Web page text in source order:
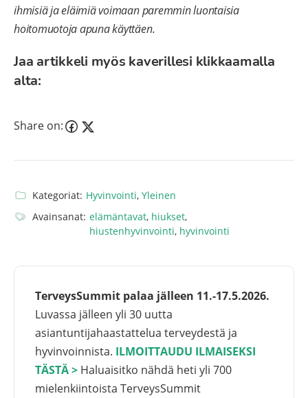
ihmisiä ja eläimiä voimaan paremmin luontaisia
hoitomuotoja apuna käyttäen.
Jaa artikkeli myös kaverillesi klikkaamalla
alta:
Share on:
Kategoriat: Hyvinvointi, Yleinen
Avainsanat: elämäntavat, hiukset,
hiustenhyvinvointi, hyvinvointi
TerveysSummit palaa jälleen 11.-17.5.2026.
Luvassa jälleen yli 30 uutta
asiantuntijahaastattelua terveydestä ja
hyvinvoinnista. ILMOITTAUDU ILMAISEKSI
TÄSTÄ > Haluaisitko nähdä heti yli 700
mielenkiintoista TerveysSummit